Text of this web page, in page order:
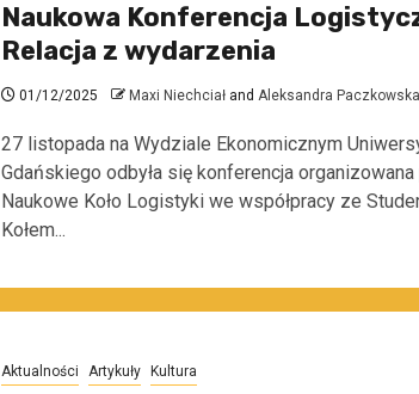
Naukowa Konferencja
Relacja z wydarzenia
01/12/2025 Maxi Niechciałand Aleksandra Paczkowska
27 listopada na Wydziale Ekonomicznym
Gdańskiego odbyła się konferencja
Naukowe Koło Logistyki we współpracy ze
Kołem...
Aktualności Artykuły Kultura